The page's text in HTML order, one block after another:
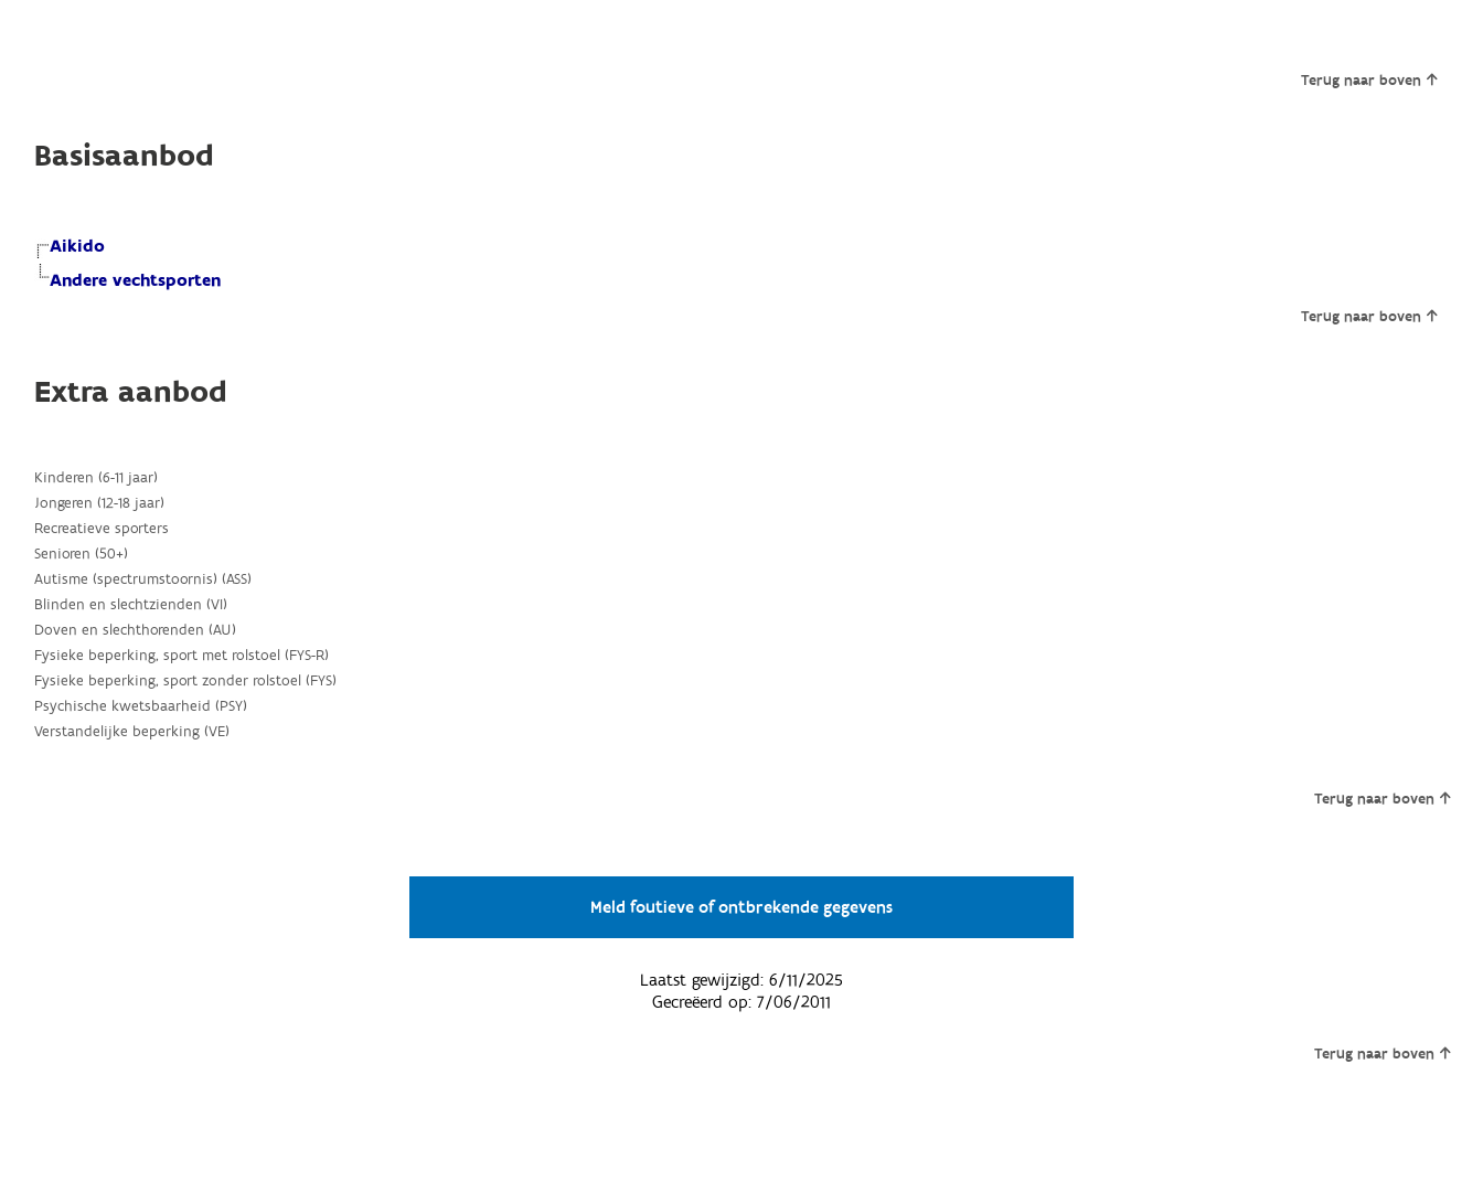
Terug naar boven
Basisaanbod
Aikido
Andere vechtsporten
Terug naar boven
Extra aanbod
Kinderen (6-11 jaar)
Jongeren (12-18 jaar)
Recreatieve sporters
Senioren (50+)
Autisme (spectrumstoornis) (ASS)
Blinden en slechtzienden (VI)
Doven en slechthorenden (AU)
Fysieke beperking, sport met rolstoel (FYS-R)
Fysieke beperking, sport zonder rolstoel (FYS)
Psychische kwetsbaarheid (PSY)
Verstandelijke beperking (VE)
Terug naar boven
Meld foutieve of ontbrekende gegevens
Laatst gewijzigd: 6/11/2025
Gecreëerd op: 7/06/2011
Terug naar boven